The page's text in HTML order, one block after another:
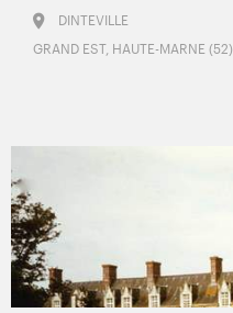
DINTEVILLE
GRAND EST, HAUTE-MARNE (52)